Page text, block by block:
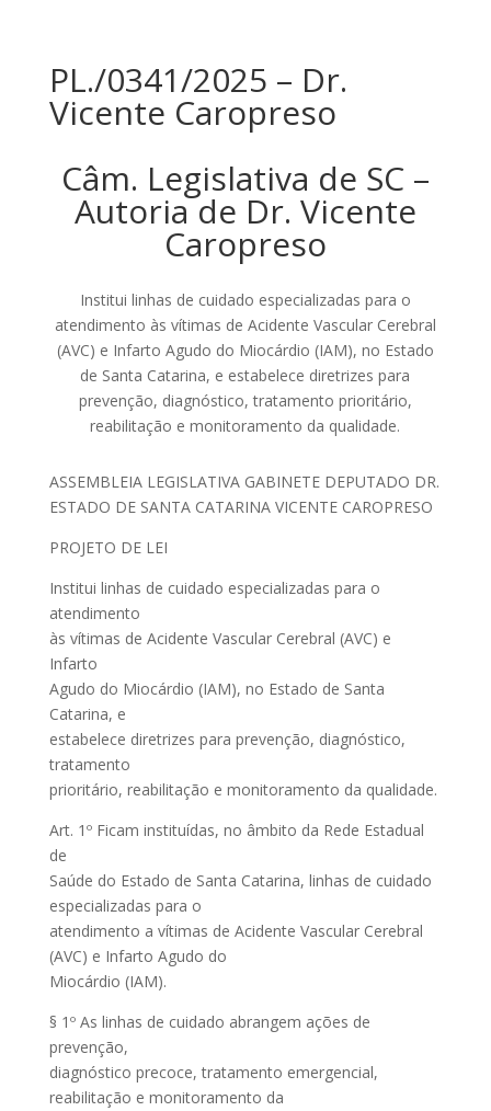
PL./0341/2025 – Dr.
Vicente Caropreso
Câm. Legislativa de SC –
Autoria de Dr. Vicente
Caropreso
Institui linhas de cuidado especializadas para o
atendimento às vítimas de Acidente Vascular Cerebral
(AVC) e Infarto Agudo do Miocárdio (IAM), no Estado
de Santa Catarina, e estabelece diretrizes para
prevenção, diagnóstico, tratamento prioritário,
reabilitação e monitoramento da qualidade.
ASSEMBLEIA LEGISLATIVA GABINETE DEPUTADO DR.
ESTADO DE SANTA CATARINA VICENTE CAROPRESO
PROJETO DE LEI
Institui linhas de cuidado especializadas para o
atendimento
às vítimas de Acidente Vascular Cerebral (AVC) e
Infarto
Agudo do Miocárdio (IAM), no Estado de Santa
Catarina, e
estabelece diretrizes para prevenção, diagnóstico,
tratamento
prioritário, reabilitação e monitoramento da qualidade.
Art. 1º Ficam instituídas, no âmbito da Rede Estadual
de
Saúde do Estado de Santa Catarina, linhas de cuidado
especializadas para o
atendimento a vítimas de Acidente Vascular Cerebral
(AVC) e Infarto Agudo do
Miocárdio (IAM).
§ 1º As linhas de cuidado abrangem ações de
prevenção,
diagnóstico precoce, tratamento emergencial,
reabilitação e monitoramento da